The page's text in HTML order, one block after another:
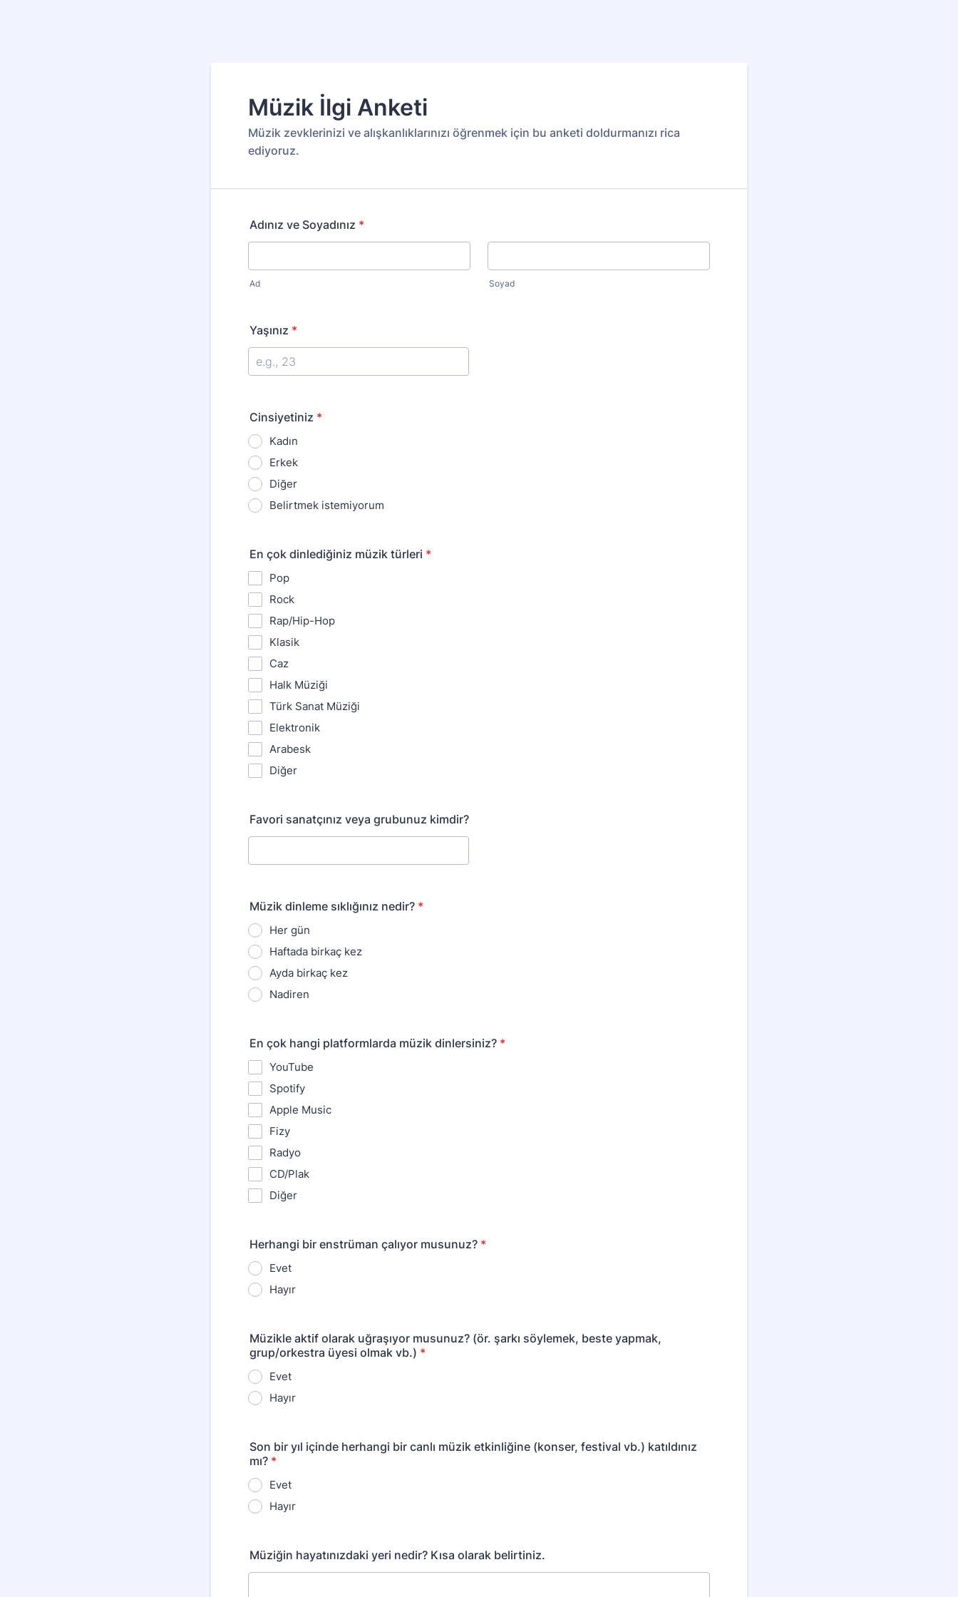
Müzik İlgi Anketi
Müzik zevklerinizi ve alışkanlıklarınızı öğrenmek için bu anketi doldurmanızı rica
ediyoruz.
Adınız ve Soyadınız *
Ad Soyad
Yaşınız *
Cinsiyetiniz *
Kadın
Erkek
Diğer
Belirtmek istemiyorum
En çok dinlediğiniz müzik türleri *
Pop
Rock
Rap/Hip-Hop
Klasik
Caz
Halk Müziği
Türk Sanat Müziği
Elektronik
Arabesk
Diğer
Favori sanatçınız veya grubunuz kimdir?
Müzik dinleme sıklığınız nedir? *
Her gün
Haftada birkaç kez
Ayda birkaç kez
Nadiren
En çok hangi platformlarda müzik dinlersiniz? *
YouTube
Spotify
Apple Music
Fizy
Radyo
CD/Plak
Diğer
Herhangi bir enstrüman çalıyor musunuz? *
Evet
Hayır
Müzikle aktif olarak uğraşıyor musunuz? (ör. şarkı söylemek, beste yapmak,
grup/orkestra üyesi olmak vb.) *
Evet
Hayır
Son bir yıl içinde herhangi bir canlı müzik etkinliğine (konser, festival vb.) katıldınız
mı? *
Evet
Hayır
Müziğin hayatınızdaki yeri nedir? Kısa olarak belirtiniz.